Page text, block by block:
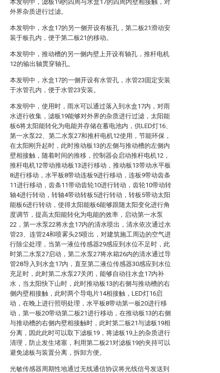
本发明中，滤板19的四周与水盒17的四周内壁相接触，对
外界杂质进行过滤。
本发明中，水盒17的另一侧开设有板孔，第二板21滑动安
装于板孔内，便于第二板21的移动。
本发明中，推动槽的另一侧内壁上开设有轴孔，推杆电机
12的输出轴贯穿轴孔。
本发明中，水盒17的一侧开设有水管孔，水管23固定安装
于水管孔内，便于水管23安装。
本发明中，使用时，雨水可以通过落入到水盒17内，对雨
水进行收集，滤板19能够对外界的杂质进行过滤，太阳能
板6将太阳能转化为电能并存储在蓄电池内，供LED灯16、
第一水泵22、第二水泵27和推杆电机12使用，节能环保，
在太阳刚升起时，此时推动板13的左侧与推动槽的左侧内
壁相接触，随着时间的推移，控制器会启动推杆电机12，
推杆电机12带动推动板13进行移动，推动板13带动水平板
8进行移动，水平板8带动连板9进行移动，连板9带动齿条
11进行移动，齿条11带动齿轮10进行转动，齿轮10带动转
轴4进行转动，转轴4带动转板5进行转动，转板5带动太阳
能板6进行转动，使得太阳能板6能够跟随太阳变化进行角
度调节，提高太阳能转化为电能的效率，启动第一水泵
22，第一水泵22将水盒17内的清水喷出，清水依次通过水
管23、连管24和喷雾头25喷出，对建筑施工周边的空气进
行除尘处理，当第一液位传感器29感应到水位不足时，此
时第二水泵27启动，第二水泵27将水箱26内的清水通过导
管28导入到水盒17内，直至第二液位传感器30感应到水位
充足时，此时第二水泵27关闭，能够自动往水盒17内补
水，当太阳快下山时，此时推动板13的右侧与推动槽的右
侧内壁相接触，此时两个导电片14相接触，LED灯16启
动，在晚上进行照明处理，水平板8带动第一板20进行移
动，第一板20带动第二板21进行移动，在推动板13的右侧
与推动槽的右侧内壁相接触时，此时第二板21与滤板19相
分离，因此此时可以取下滤板19，将滤板19上的杂质进行
清理，防止发生堵塞，利用第二板21对滤板19的夹持可以
避免滤板与装置分离，拆卸方便。
光敏传感器周期性地通过无线通信协议将光线信号发送到